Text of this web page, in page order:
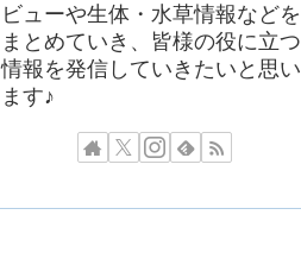
ビューや生体・水草情報などを
まとめていき、皆様の役に立つ
情報を発信していきたいと思い
ます♪